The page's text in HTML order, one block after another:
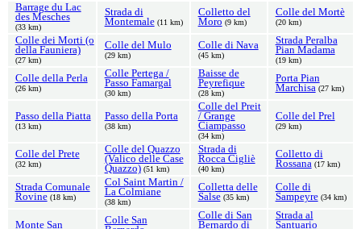
Barrage du Lac
des Mesches
(33 km)
Strada di
Montemale (11 km)
Colletto del
Moro (9 km)
Colle del Mortè
(20 km)
Colle dei Morti (o
della Fauniera)
(27 km)
Colle del Mulo
(29 km)
Colle di Nava
(45 km)
Strada Peralba
Pian Madama
(19 km)
Colle della Perla
(26 km)
Colle Pertega /
Passo Famargal
(30 km)
Baisse de
Peyrefique
(28 km)
Porta Pian
Marchisa (27 km)
Passo della Piatta
(13 km)
Passo della Porta
(38 km)
Colle del Preit
/ Grange
Ciampasso
(34 km)
Colle del Prel
(29 km)
Colle del Prete
(32 km)
Colle del Quazzo
(Valico delle Case
Quazzo) (51 km)
Strada di
Rocca Cigliè
(40 km)
Colletto di
Rossana (17 km)
Strada Comunale
Rovine (18 km)
Col Saint Martin /
La Colmiane
(38 km)
Colletta delle
Salse (35 km)
Colle di
Sampeyre (34 km)
Monte San
Colle San
Colle di San
Bernardo di
Strada al
Santuario